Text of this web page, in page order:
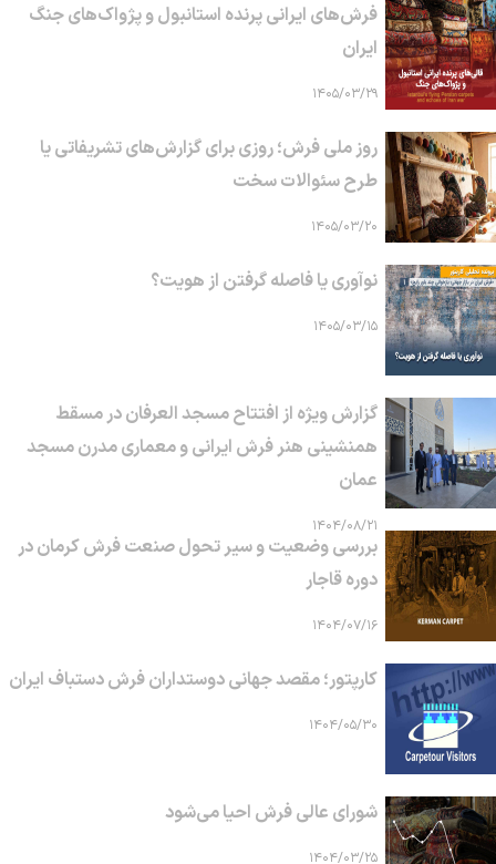
فرش‌های ایرانی پرنده استانبول و پژواک‌های جنگ
ایران
۱۴۰۵/۰۳/۲۹
روز ملی فرش؛ روزی برای گزارش‌های تشریفاتی یا
طرح سئوالات سخت
۱۴۰۵/۰۳/۲۰
نوآوری یا فاصله گرفتن از هویت؟
۱۴۰۵/۰۳/۱۵
گزارش ویژه از افتتاح مسجد العرفان در مسقط
همنشینی هنر فرش ایرانی و معماری مدرن مسجد
عمان
۱۴۰۴/۰۸/۲۱
بررسی وضعیت و سیر تحول صنعت فرش کرمان در
دوره قاجار
۱۴۰۴/۰۷/۱۶
کارپتور؛ مقصد جهانی دوستداران فرش دستباف ایران
۱۴۰۴/۰۵/۳۰
شورای عالی فرش احیا می‌شود
۱۴۰۴/۰۳/۲۵